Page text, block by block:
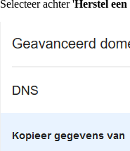
Selecteer achter 'Herstel